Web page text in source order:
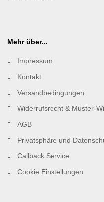
Mehr über...
Impressum
Kontakt
Versandbedingungen
Widerrufsrecht & Muster-
AGB
Privatsphäre und
Callback Service
Cookie Einstellungen